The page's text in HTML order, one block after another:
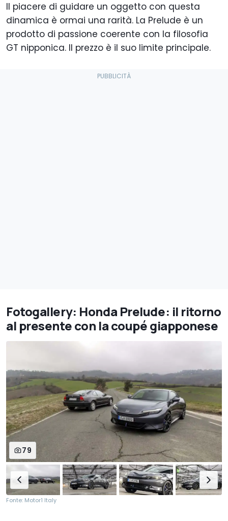
Il piacere di guidare un oggetto con questa
dinamica è ormai una rarità. La Prelude è un
prodotto di passione coerente con la filosofia
GT nipponica. Il prezzo è il suo limite principale.
Fotogallery: Honda Prelude: il ritorno
al presente con la coupé giapponese
79
Fonte: Motor1 Italy